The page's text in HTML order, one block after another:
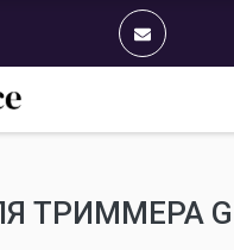
ТРИММЕРА GB